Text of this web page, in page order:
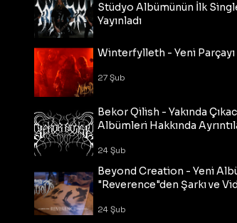
Stüdyo Albümünün İlk
Yayınladı
Winterfylleth - Yeni Parçayı
27 Şub
Bekor Qilish - Yakında
Albümleri Hakkında
24 Şub
Beyond Creation - Yeni
"Reverence"den Şarkı ve
24 Şub